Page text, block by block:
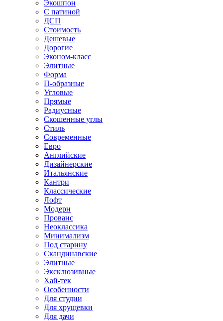
Экошпон
С патиной
ДСП
Стоимость
Дешевые
Дорогие
Эконом-класс
Элитные
Форма
П-образные
Угловые
Прямые
Радиусные
Скошенные углы
Стиль
Современные
Евро
Английские
Дизайнерские
Итальянские
Кантри
Классические
Лофт
Модерн
Прованс
Неоклассика
Минимализм
Под старину
Скандинавские
Элитные
Эксклюзивные
Хай-тек
Особенности
Для студии
Для хрущевки
Для дачи